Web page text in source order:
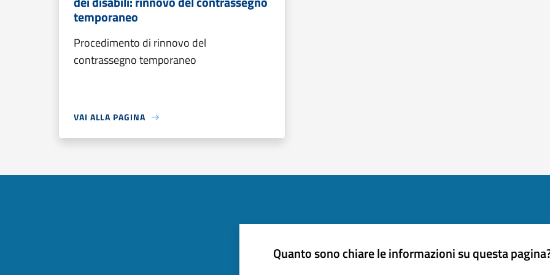
temporaneo
Procedimento di rinnovo del
contrassegno temporaneo
VAI ALLA PAGINA
Quanto sono chiare le informazioni su questa